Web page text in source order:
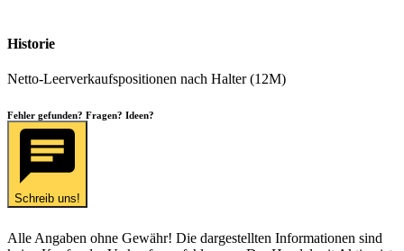
Historie
Netto-Leerverkaufspositionen nach Halter (12M)
Fehler gefunden? Fragen? Ideen?
Schreib uns!
Alle Angaben ohne Gewähr! Die dargestellten Informationen sind